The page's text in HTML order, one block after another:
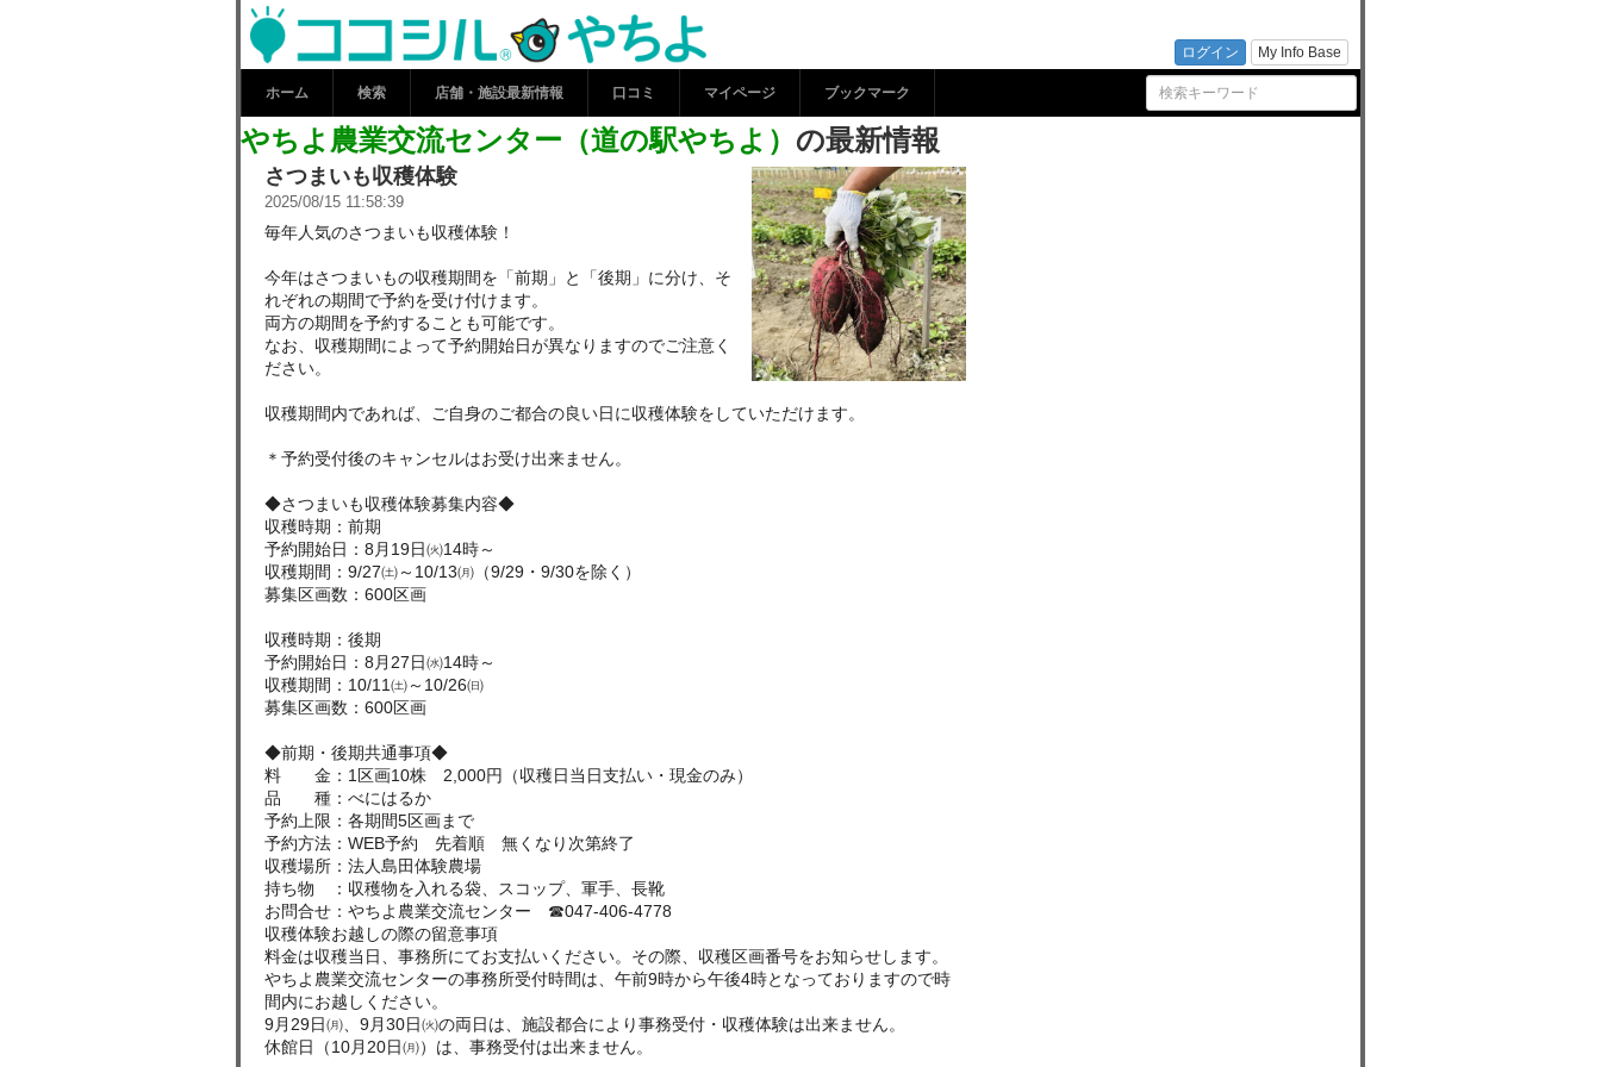
ログイン My Info Base
やちよ農業交流センター（道の駅やちよ）の最
新情報 | ココシルやちよ
ホーム 検索 店舗・施設最新情報 口コミ マイページ ブックマーク
やちよ農業交流センター（道の駅やちよ） の最新情報
さつまいも収穫体験
2025/08/15 11:58:39
毎年人気のさつまいも収穫体験！
今年はさつまいもの収穫期間を「前期」と「後期」に分け、そ
れぞれの期間で予約を受け付けます。
両方の期間を予約することも可能です。
なお、収穫期間によって予約開始日が異なりますのでご注意く
ださい。
収穫期間内であれば、ご自身のご都合の良い日に収穫体験をしていただけます。
＊予約受付後のキャンセルはお受け出来ません。
◆さつまいも収穫体験募集内容◆
収穫時期：前期
予約開始日：8月19日㈫14時～
収穫期間：9/27㈯～10/13㈪（9/29・9/30を除く）
募集区画数：600区画
収穫時期：後期
予約開始日：8月27日㈬14時～
収穫期間：10/11㈯～10/26㈰
募集区画数：600区画
◆前期・後期共通事項◆
料 金：1区画10株 2,000円（収穫日当日支払い・現金のみ）
品 種：べにはるか
予約上限：各期間5区画まで
予約方法：WEB予約 先着順 無くなり次第終了
収穫場所：法人島田体験農場
持ち物 ：収穫物を入れる袋、スコップ、軍手、長靴
お問合せ：やちよ農業交流センター ☎047-406-4778
収穫体験お越しの際の留意事項
料金は収穫当日、事務所にてお支払いください。その際、収穫区画番号をお知らせします。
やちよ農業交流センターの事務所受付時間は、午前9時から午後4時となっておりますので時
間内にお越しください。
9月29日㈪、9月30日㈫の両日は、施設都合により事務受付・収穫体験は出来ません。
休館日（10月20日㈪）は、事務受付は出来ません。